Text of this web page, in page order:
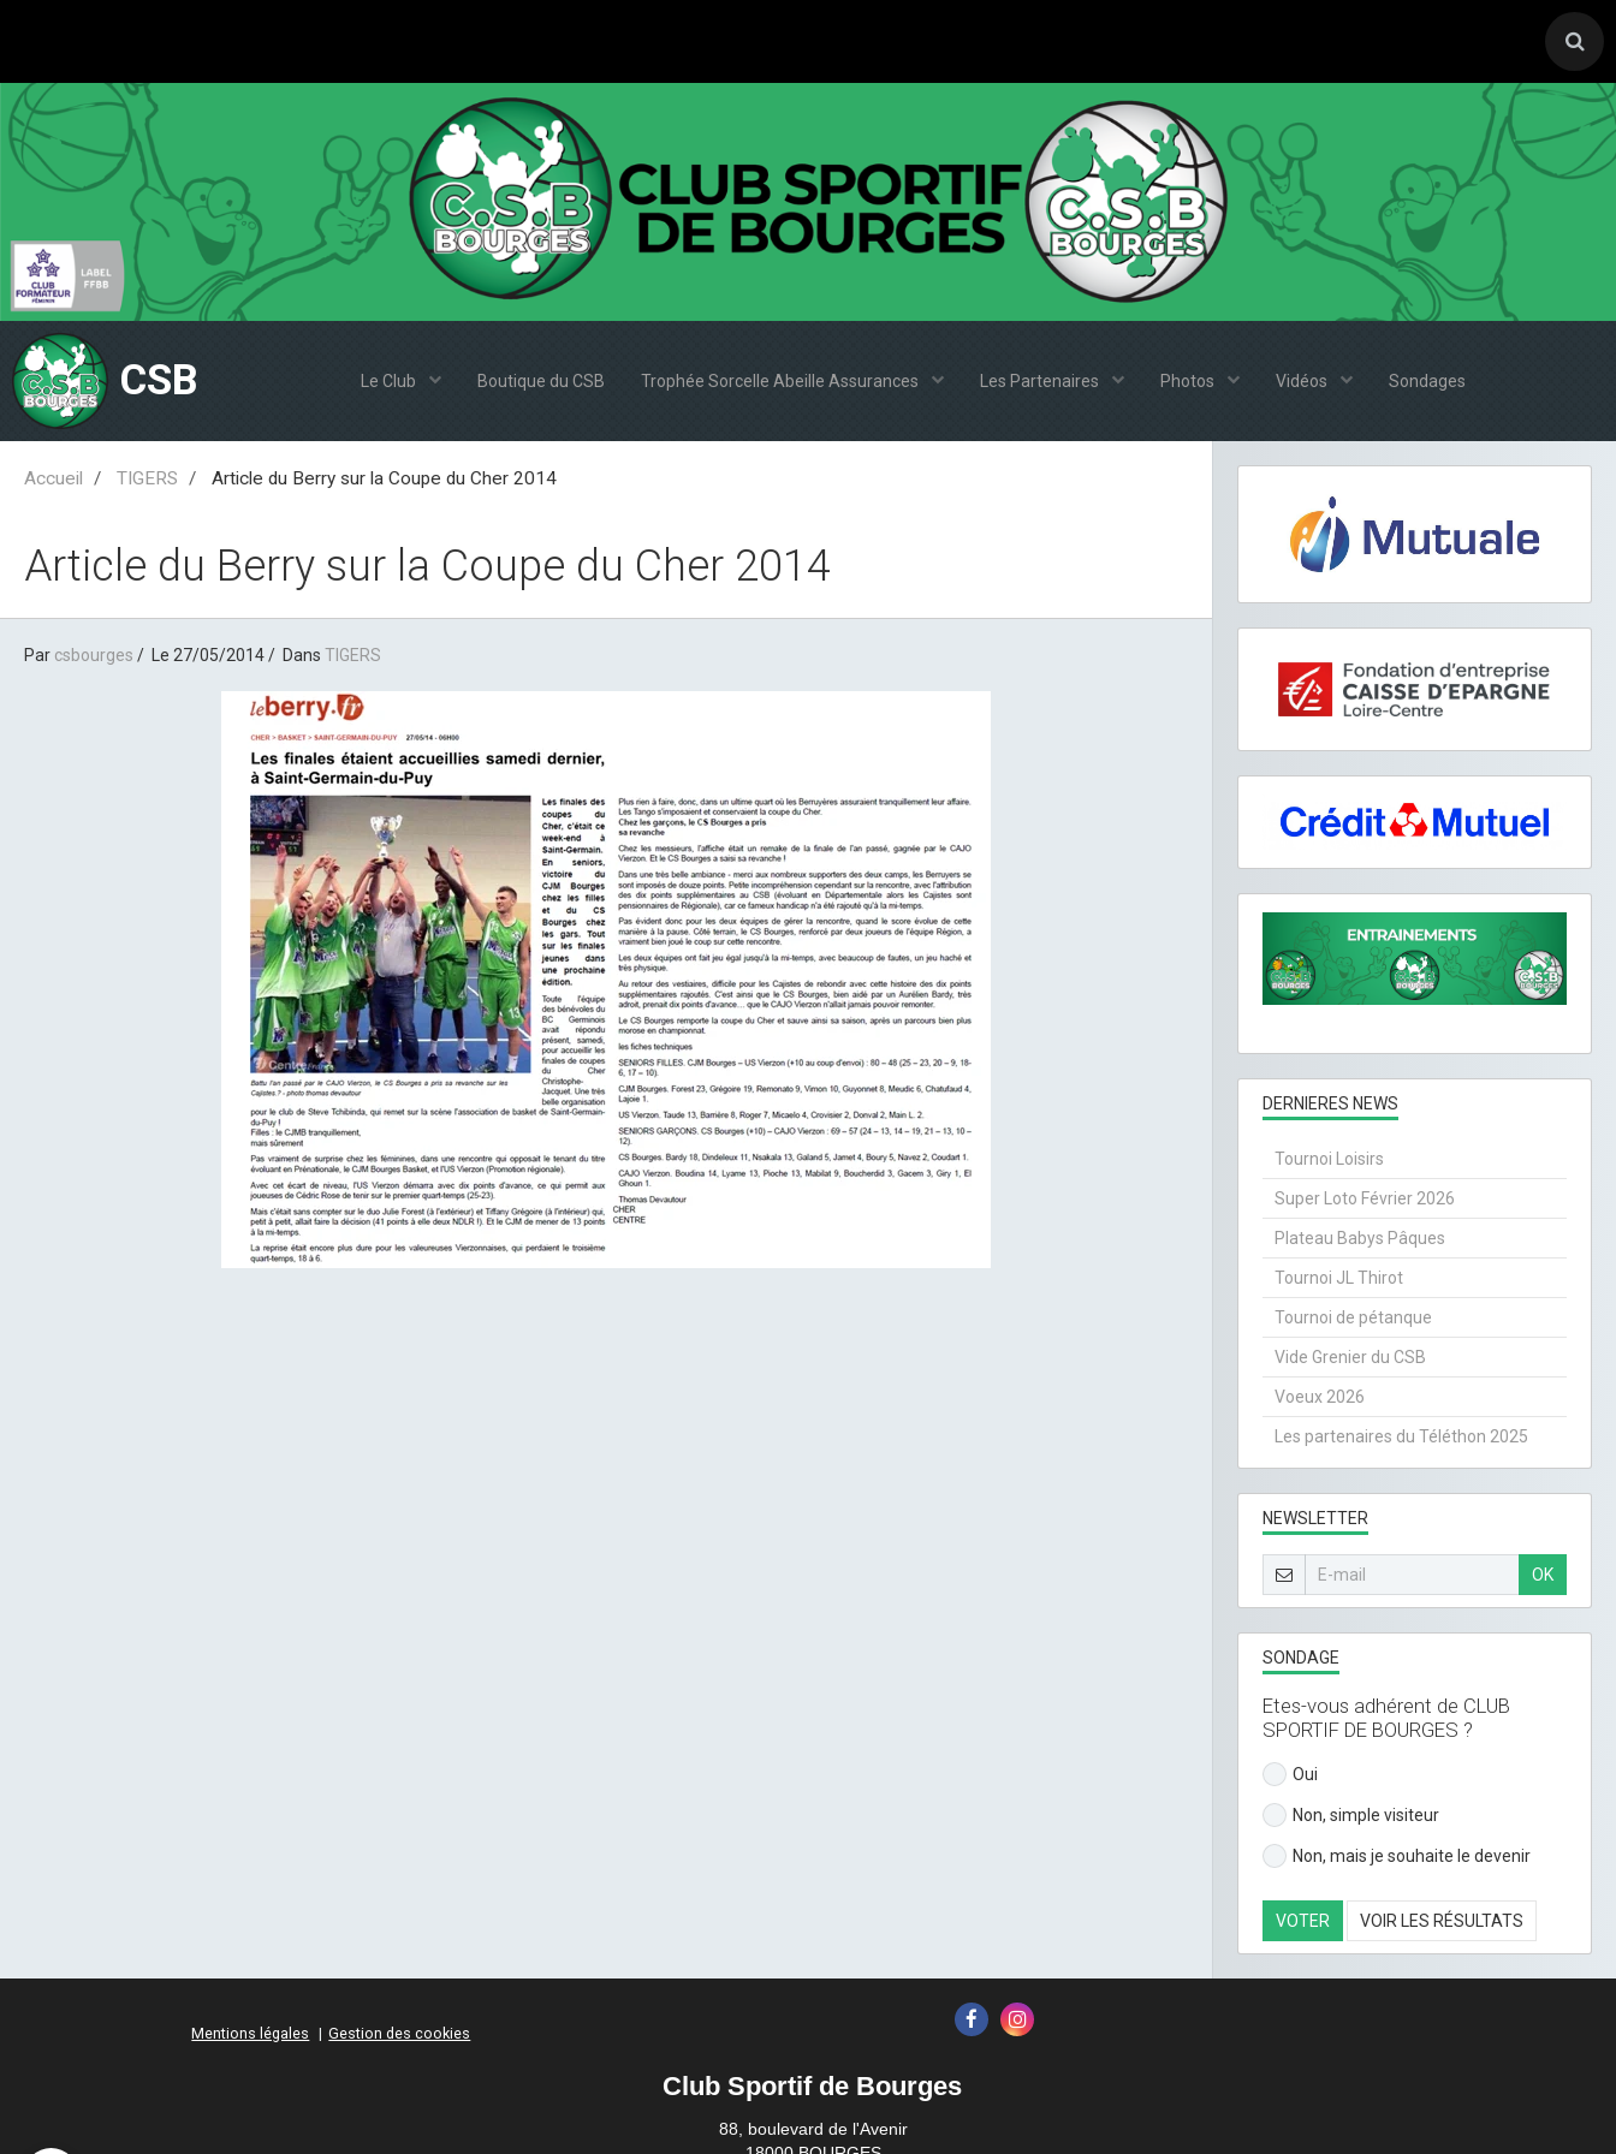
CSB Le Club Boutique du CSB Trophée Sorcelle Abeille Assurances Les Partenaires Photos Vidéos Sondages
Accueil TIGERS Article du Berry sur la Coupe du Cher 2014
Article du Berry sur la Coupe du Cher 2014
Par csbourges Le 27/05/2014 Dans TIGERS
DERNIERES NEWS
Tournoi Loisirs
Super Loto Février 2026
Plateau Babys Pâques
Tournoi JL Thirot
Tournoi de pétanque
Vide Grenier du CSB
Voeux 2026
Les partenaires du Téléthon 2025
NEWSLETTER
OK
SONDAGE
Etes-vous adhérent de CLUB
SPORTIF DE BOURGES ?
Oui
Non, simple visiteur
Non, mais je souhaite le devenir
VOTER VOIR LES RÉSULTATS
Mentions légales Gestion des cookies
Club Sportif de Bourges
88, boulevard de l'Avenir